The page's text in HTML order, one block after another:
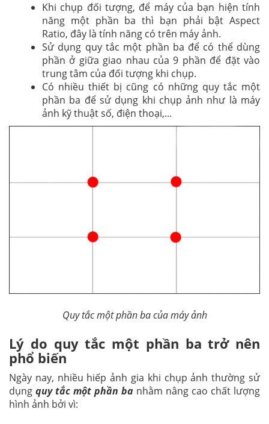
Khi chụp đối tượng, để máy của bạn hiện tính
năng một phần ba thì bạn phải bật Aspect
Ratio, đây là tính năng có trên máy ảnh.
Sử dụng quy tắc một phần ba để có thể dùng
phần ở giữa giao nhau của 9 phần để đặt vào
trung tâm của đối tượng khi chụp.
Có nhiều thiết bị cũng có những quy tắc một
phần ba để sử dụng khi chụp ảnh như là máy
ảnh kỹ thuật số, điện thoại,...
Quy tắc một phần ba của máy ảnh
Lý do quy tắc một phần ba trở nên
phổ biến
Ngày nay, nhiều hiếp ảnh gia khi chụp ảnh thường sử
dụng quy tắc một phần ba nhằm nâng cao chất lượng
hình ảnh bởi vì: